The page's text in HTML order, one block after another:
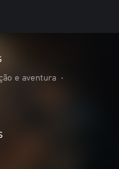
e aventura
•